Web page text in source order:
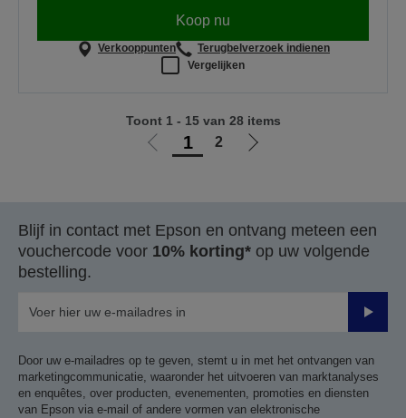
Koop nu
Verkooppunten
Terugbelverzoek indienen
Vergelijken
Ga
1 2
Ga
pagina
Toont 1 - 15 van 28 items
Blijf in contact met Epson en ontvang meteen een
vouchercode voor 10% korting* op uw volgende
bestelling.
Door uw e-mailadres op te geven, stemt u in met het ontvangen van
marketingcommunicatie, waaronder het uitvoeren van marktanalyses
en enquêtes, over producten, evenementen, promoties en diensten
van Epson via e-mail of andere vormen van elektronische